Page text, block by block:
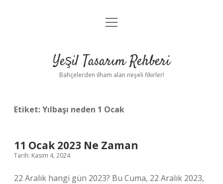
Anasayfa
Yasal Uyarı
menüyü
Yeşil Tasarım Rehberi
Bahçelerden ilham alan neşeli fikirler!
Etiket:Yılbaşı neden 1 Ocak
11 Ocak 2023 Ne Zaman
Tarih: Kasım 4, 2024
22 Aralık hangi gün 2023? Bu Cuma, 22 Aralık 2023,